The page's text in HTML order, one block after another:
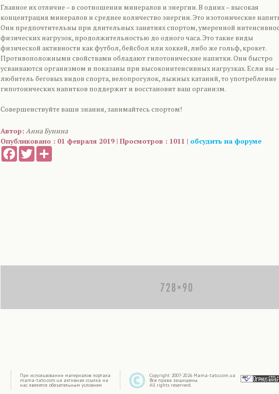
Главное их отличие – в соотношении минералов и энергии. В одних – высокая
концентрация минералов и среднее количество энергии. Это изотонические
Они предпочтительны при длительных занятиях спортом, умеренной
физических нагрузок, продолжительностью до одного часа. Это такие виды
физической активности как футбол, бейсбол или хоккей, либо же гольф, крокет.
Противоположными свойствами обладают гипотонические напитки. Они быстро
усваиваются организмом и показаны при высокоинтенсивных нагрузках. Если вы –
любитель беговых видов спорта, велопрогулок, лыжных катаний, то употребление
гипотонических напитков поддержит и восстановит ваш организм.
Совершенствуйте ваши знания, занимайтесь спортом!
Автор: Анна Бунина
Опубликовано : 01 февраля 2019 | Просмотров : 1011 | обсудить на форуме
FacebookTwitter
При использовании материалов портала
mama-tato.com.ua активная ссылка на
нас является обязательным условием
Copyright 2007-2026 Mama-tato.com.ua
Все права защищены.
All rights reserverd.